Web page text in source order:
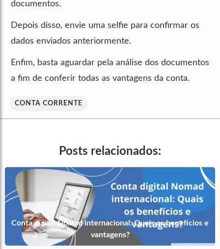
documentos.
Depois disso, envie uma selfie para confirmar os
dados enviados anteriormente.
Enfim, basta aguardar pela análise dos documentos
a fim de conferir todas as vantagens da conta.
CONTA CORRENTE
Posts relacionados:
Conta digital Nomad internacional: Quais os benefícios e
vantagens?